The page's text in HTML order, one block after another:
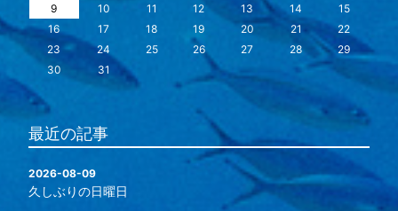
9
10 11 12 13 14
15
16
17 18 19 20 21
22
23
24 25 26 27 28
29
30
31
最近の記事
2026-08-09
久しぶりの日曜日